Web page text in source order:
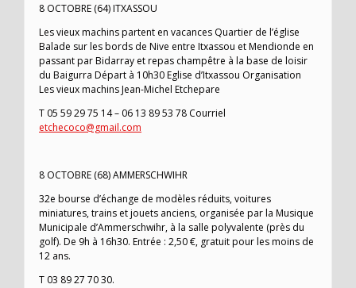
8 OCTOBRE (64) ITXASSOU
Les vieux machins partent en vacances Quartier de l’église
Balade sur les bords de Nive entre Itxassou et Mendionde en
passant par Bidarray et repas champêtre à la base de loisir
du Baigurra Départ à 10h30 Eglise d’Itxassou Organisation
Les vieux machins Jean-Michel Etchepare
T 05 59 29 75 14 – 06 13 89 53 78 Courriel
etchecoco@gmail.com
8 OCTOBRE (68) AMMERSCHWIHR
32e bourse d’échange de modèles réduits, voitures
miniatures, trains et jouets anciens, organisée par la Musique
Municipale d’Ammerschwihr, à la salle polyvalente (près du
golf). De 9h à 16h30. Entrée : 2,50 €, gratuit pour les moins de
12 ans.
T 03 89 27 70 30.